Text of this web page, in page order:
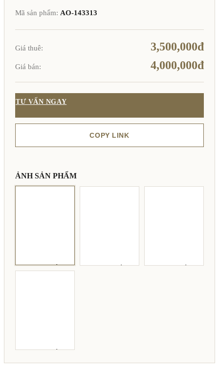
Mã sản phẩm: AO-143313
Giá thuê: 3,500,000đ
Giá bán: 4,000,000đ
TƯ VẤN NGAY
COPY LINK
ẢNH SẢN PHẨM